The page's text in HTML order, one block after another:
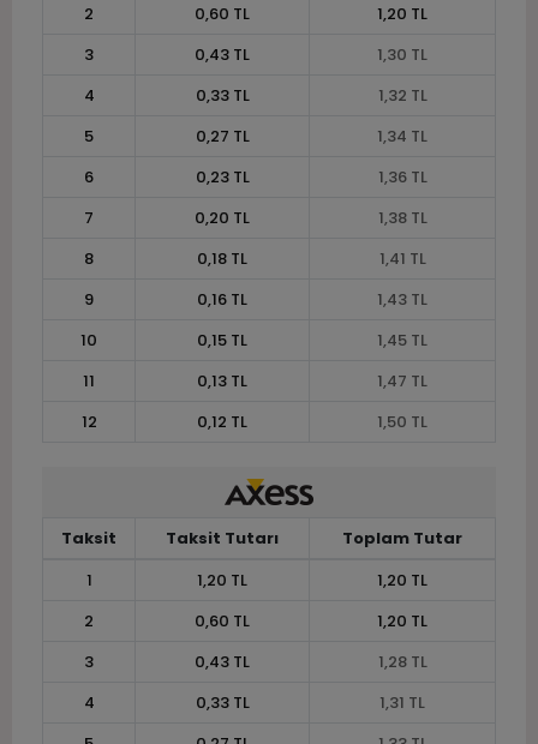
2
0,60 TL
1,20 TL
3
0,43 TL
1,30 TL
4
0,33 TL
1,32 TL
5
0,27 TL
1,34 TL
6
0,23 TL
1,36 TL
7
0,20 TL
1,38 TL
8
0,18 TL
1,41 TL
9
0,16 TL
1,43 TL
10
0,15 TL
1,45 TL
11
0,13 TL
1,47 TL
12
0,12 TL 1,50 TL
Taksit Taksit Tutarı
Toplam Tutar
1
1,20 TL
1,20 TL
2
0,60 TL
1,20 TL
3
0,43 TL
1,28 TL
4
0,33 TL
1,31 TL